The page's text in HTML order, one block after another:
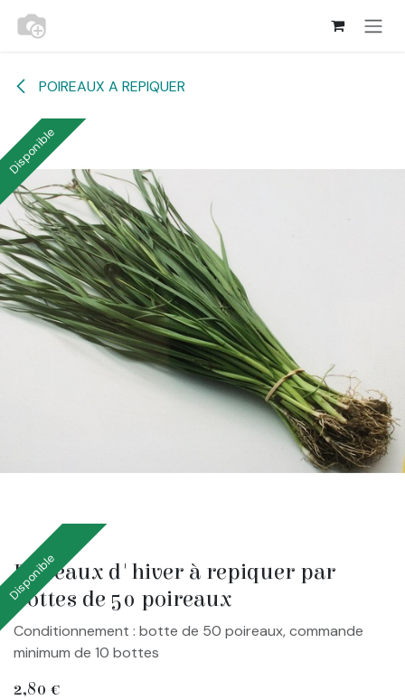
Se rendre au contenu
POIREAUX A REPIQUER
Disponible
Poireaux d'hiver à repiquer par
bottes de 50 poireaux
Disponible
Conditionnement : botte de 50 poireaux, commande
minimum de 10 bottes
2,80 €